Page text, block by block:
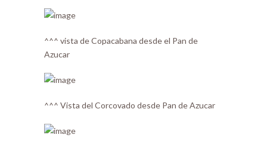
^^^ vista de Copacabana desde el Pan de
Azucar
^^^ Vista del Corcovado desde Pan de Azucar